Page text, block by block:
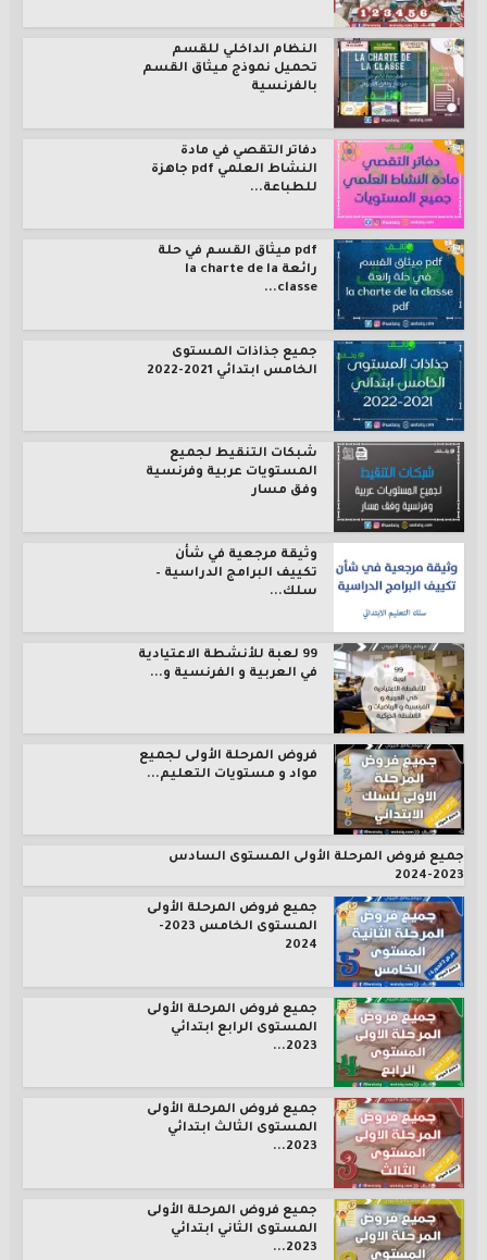
النظام الداخلي للقسم
تحميل نموذج ميثاق القسم
بالفرنسية
دفاتر التقصي في مادة
النشاط العلمي pdf جاهزة
للطباعة...
pdf ميثاق القسم في حلة
رائعة la charte de la
classe...
جميع جذاذات المستوى
الخامس ابتدائي 2021-2022
شبكات التنقيط لجميع
المستويات عربية وفرنسية
وفق مسار
وثيقة مرجعية في شأن
تكييف البرامج الدراسية –
سلك...
99 لعبة للأنشطة الاعتيادية
في العربية و الفرنسية و...
فروض المرحلة الأولى لجميع
مواد و مستويات التعليم...
جميع فروض المرحلة الأولى المستوى السادس
2023-2024
جميع فروض المرحلة الأولى
المستوى الخامس 2023-
2024
جميع فروض المرحلة الأولى
المستوى الرابع ابتدائي
2023...
جميع فروض المرحلة الأولى
المستوى الثالث ابتدائي
2023...
جميع فروض المرحلة الأولى
المستوى الثاني ابتدائي
2023...